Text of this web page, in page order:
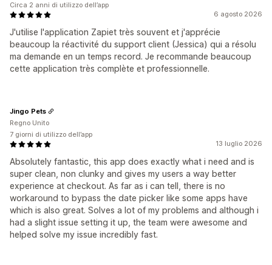
6 agosto 2026
J'utilise l'application Zapiet très souvent et j'apprécie
beaucoup la réactivité du support client (Jessica) qui a résolu
ma demande en un temps record. Je recommande beaucoup
cette application très complète et professionnelle.
Circa 2 anni di utilizzo dell’app
13 luglio 2026
Absolutely fantastic, this app does exactly what i need and is
super clean, non clunky and gives my users a way better
experience at checkout. As far as i can tell, there is no
workaround to bypass the date picker like some apps have
which is also great. Solves a lot of my problems and although i
had a slight issue setting it up, the team were awesome and
helped solve my issue incredibly fast.
Jingo Pets
Regno Unito
7 giorni di utilizzo dell’app